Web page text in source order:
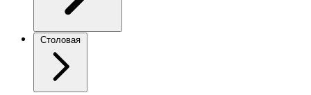
Столовая